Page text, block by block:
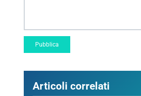
Articoli correlati